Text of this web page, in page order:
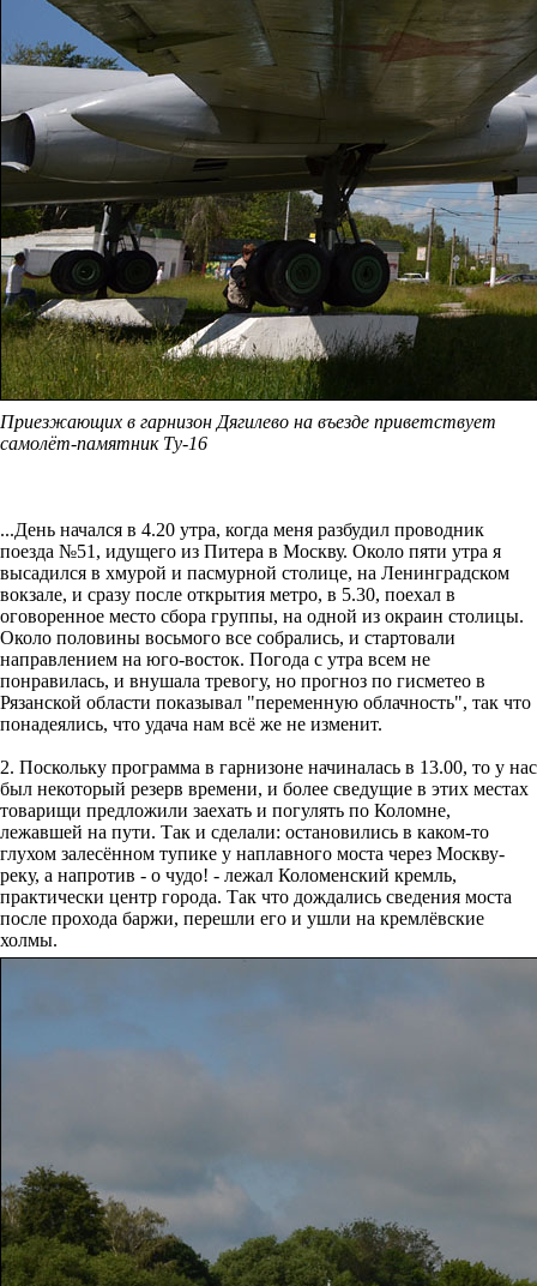
Приезжающих в гарнизон Дягилево на въезде приветствует
самолёт-памятник Ту-16
...День начался в 4.20 утра, когда меня разбудил проводник
поезда №51, идущего из Питера в Москву. Около пяти утра я
высадился в хмурой и пасмурной столице, на Ленинградском
вокзале, и сразу после открытия метро, в 5.30, поехал в
оговоренное место сбора группы, на одной из окраин столицы.
Около половины восьмого все собрались, и стартовали
направлением на юго-восток. Погода с утра всем не
понравилась, и внушала тревогу, но прогноз по гисметео в
Рязанской области показывал "переменную облачность", так что
понадеялись, что удача нам всё же не изменит.
2. Поскольку программа в гарнизоне начиналась в 13.00, то у нас
был некоторый резерв времени, и более сведущие в этих местах
товарищи предложили заехать и погулять по Коломне,
лежавшей на пути. Так и сделали: остановились в каком-то
глухом залесённом тупике у наплавного моста через Москву-
реку, а напротив - о чудо! - лежал Коломенский кремль,
практически центр города. Так что дождались сведения моста
после прохода баржи, перешли его и ушли на кремлёвские
холмы.